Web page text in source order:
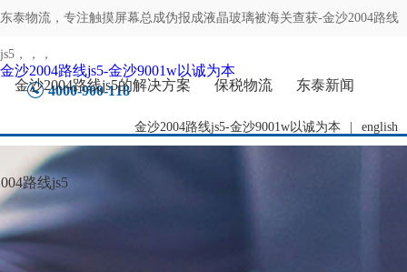
东泰物流，专注触摸屏幕总成伪报成液晶玻璃被海关查获-金沙2004路线
js5 ，，，
4000-900-118
金沙2004路线js5-金沙9001w以诚为本 english
金沙2004路线js5-金沙9001w以诚为本
金沙2004路线js5的解决方案
保税物流 东泰新闻
路线js5